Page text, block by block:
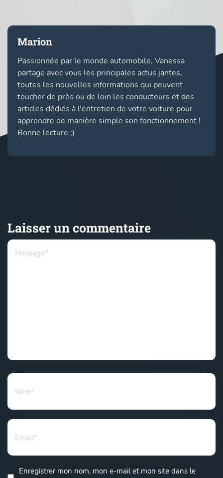
Marion
Passionnée par le monde automobile, Vanessa
partage avec vous les principales actus jantes,
toutes les nouvelles informations qui peuvent
toucher de près ou de loin les conducteurs et des
articles dédiés à l'entretien de votre voiture pour
apprendre de manière simple son fonctionnement !
Bonne lecture ;)
Laisser un commentaire
Enregistrer mon nom, mon e-mail et mon site dans le